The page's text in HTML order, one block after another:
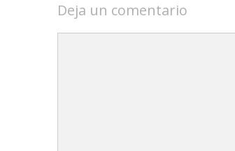
Deja un comentario